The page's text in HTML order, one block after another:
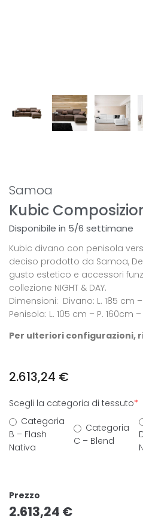
Samoa
Kubic
Disponibile in 5/6 settimane
Kubic divano con penisola
deciso prodotto da Samoa,
gusto estetico e accessori
collezione NIGHT & DAY.
Dimensioni: Divano: L. 185 cm
Penisola: L. 105 cm – P. 160cm
Per ulteriori configurazioni,
2.613,24 €
Scegli la categoria di tessuto*
Categoria
B – Flash
Nativa
Categoria
C – Blend
Prezzo
2.613,24 €